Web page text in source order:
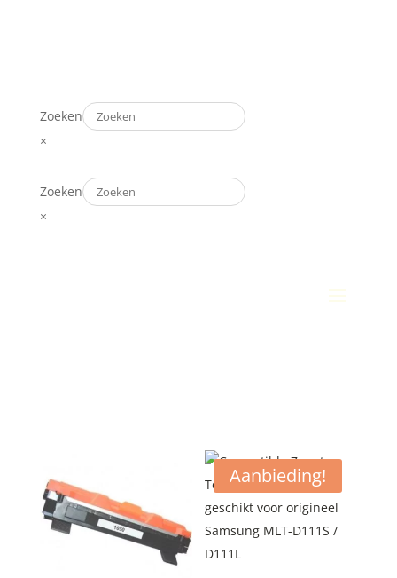
Zoeken
×
Zoeken
×
Aanbieding!